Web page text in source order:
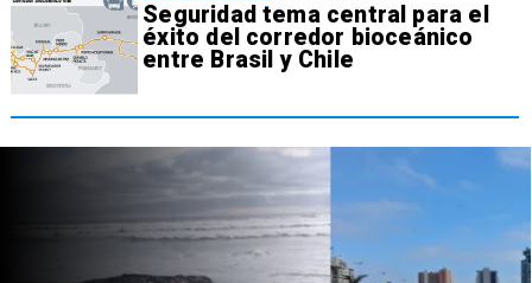
Seguridad tema central para el
éxito del corredor bioceánico
entre Brasil y Chile